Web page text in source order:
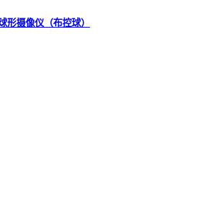
形摄像仪（布控球）